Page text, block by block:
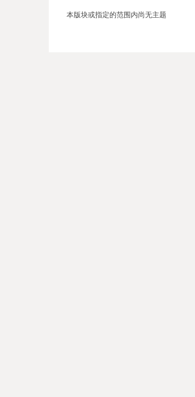
本版块或指定的范围内尚无主题